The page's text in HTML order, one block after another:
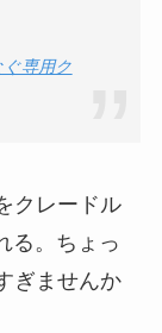
専用ク
クレードル
る。ちょっ
ぎませんか